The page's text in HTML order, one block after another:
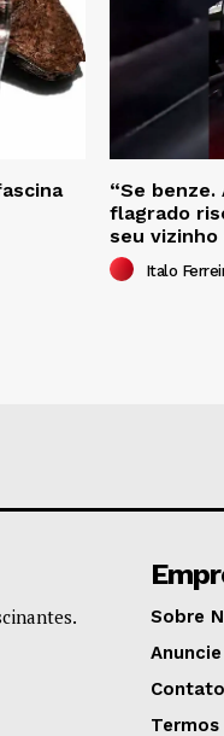
“Se benze.
flagrado
seu vizinho
Italo
Sobre
Anuncie
Contato